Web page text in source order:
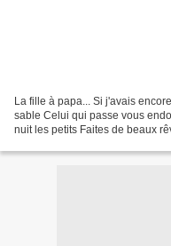
La fille à papa... Si j'avais
sable Celui qui passe vous
nuit les petits Faites de beaux